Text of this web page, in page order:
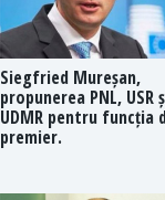
Siegfried Mureșan,
propunerea PNL, USR
UDMR pentru funcția
premier.